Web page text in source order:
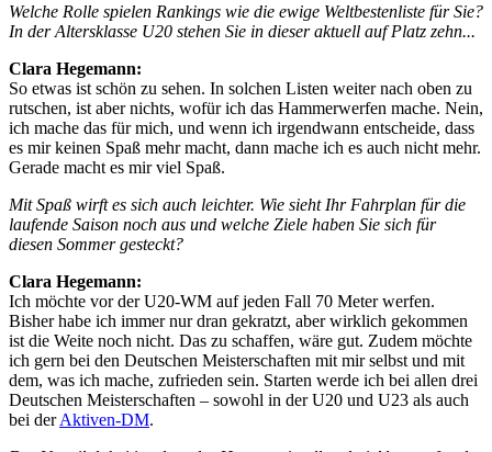
Welche Rolle spielen Rankings wie die ewige Weltbestenliste für Sie?
In der Altersklasse U20 stehen Sie in dieser aktuell auf Platz zehn...
Clara Hegemann:
So etwas ist schön zu sehen. In solchen Listen weiter nach oben zu
rutschen, ist aber nichts, wofür ich das Hammerwerfen mache. Nein,
ich mache das für mich, und wenn ich irgendwann entscheide, dass
es mir keinen Spaß mehr macht, dann mache ich es auch nicht mehr.
Gerade macht es mir viel Spaß.
Mit Spaß wirft es sich auch leichter. Wie sieht Ihr Fahrplan für die
laufende Saison noch aus und welche Ziele haben Sie sich für
diesen Sommer gesteckt?
Clara Hegemann:
Ich möchte vor der U20-WM auf jeden Fall 70 Meter werfen.
Bisher habe ich immer nur dran gekratzt, aber wirklich gekommen
ist die Weite noch nicht. Das zu schaffen, wäre gut. Zudem möchte
ich gern bei den Deutschen Meisterschaften mit mir selbst und mit
dem, was ich mache, zufrieden sein. Starten werde ich bei allen drei
Deutschen Meisterschaften – sowohl in der U20 und U23 als auch
bei derAktiven-DM.